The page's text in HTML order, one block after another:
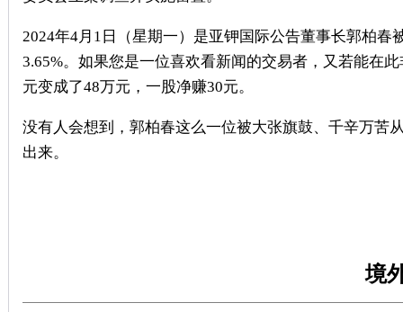
2024年4月 1 日（星期一）是亚钾国际公告董事长郭柏春
3.65%。如果您是一位喜欢看新闻的交易者，又若能在
元变成了48万元，一股净赚30元。
没有人会想到，郭柏春这么一位被大张旗鼓、千辛万苦
出来。
境